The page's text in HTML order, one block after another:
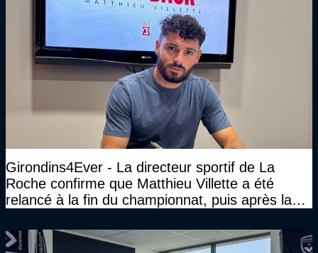
Girondins4Ever - La directeur sportif de La
Roche confirme que Matthieu Villette a été
relancé à la fin du championnat, puis après la